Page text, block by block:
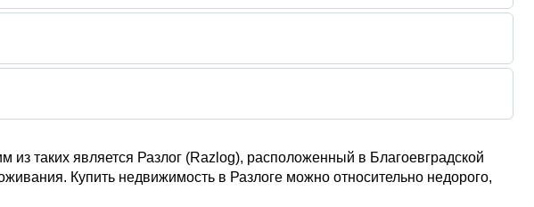
таких является Разлог (Razlog), расположенный в Благоевградской
Купить недвижимость в Разлоге можно относительно недорого,